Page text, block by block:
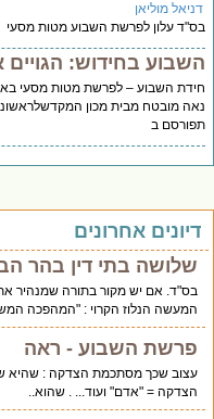
מוליאן
עלון לפרשת השבוע מטות מסעי
בחידוש: הגויים
השבוע – לפרשת מטות מסעי באיזה
מובטח מבית מכון
ב
אחרונים
שלושה בתי דין בהר
בס"ד. אם יש מקור בתורה שמנהיר את
המעשה הנלוז הקרוי : "המהפכה
פרשת השבוע - ראה
עצוב שכך מסתכמת הצדקה : שהיא
הצדקה = "אדם" ועוד... . שהוא..